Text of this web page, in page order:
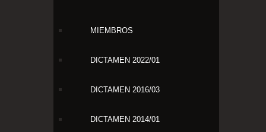
MIEMBROS
DICTAMEN 2022/01
DICTAMEN 2016/03
DICTAMEN 2014/01